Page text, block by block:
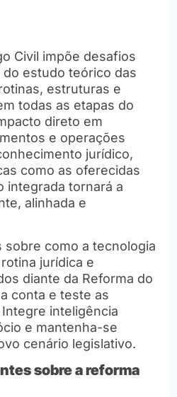
Civil impõe desafios
estudo teórico das
estruturas e
todas as etapas do
direto em
e operações
jurídico,
como as oferecidas
integrada tornará a
alinhada e
sobre como a tecnologia
jurídica e
diante da Reforma do
conta e teste as
inteligência
e mantenha-se
cenário legislativo.
sobre a reforma